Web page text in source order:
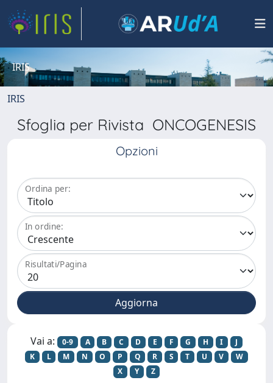
IRIS
IRIS
Sfoglia per Rivista ONCOGENESIS
Opzioni
Ordina per:
In ordine:
Risultati/Pagina
Vai a: 0-9 A B C D E F G H I
J
K
L M N O P Q R S T U V
W
X
Y Z